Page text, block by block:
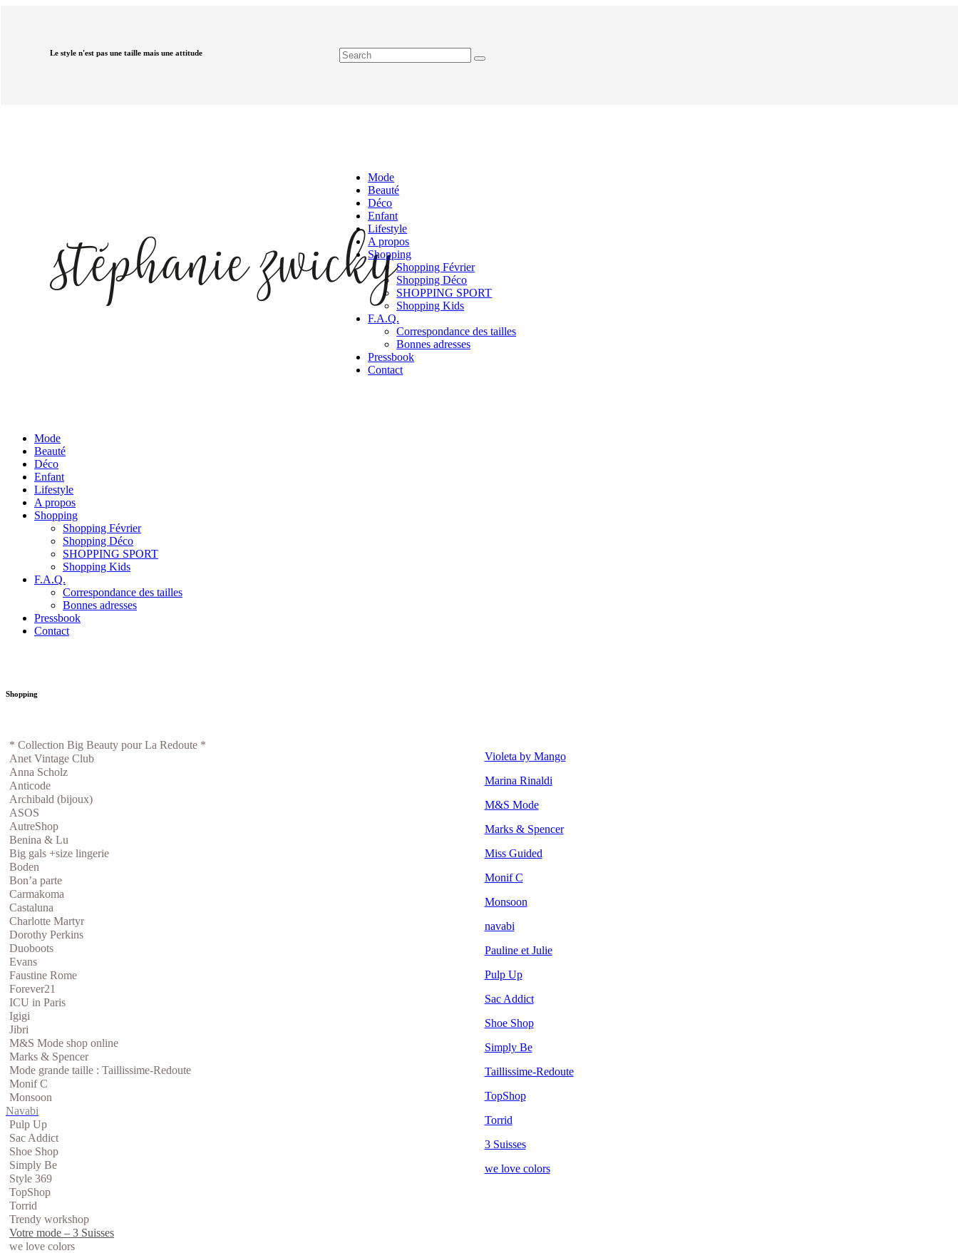
Le style n'est pas une taille mais une attitude
Mode
Beauté
Déco
Enfant
Lifestyle
A propos
Shopping
Shopping Février
Shopping Déco
SHOPPING SPORT
Shopping Kids
F.A.Q.
Correspondance des tailles
Bonnes adresses
Pressbook
Contact
Mode
Beauté
Déco
Enfant
Lifestyle
A propos
Shopping
Shopping Février
Shopping Déco
SHOPPING SPORT
Shopping Kids
F.A.Q.
Correspondance des tailles
Bonnes adresses
Pressbook
Contact
Shopping
* Collection Big Beauty pour La Redoute *
Anet Vintage Club
Anna Scholz
Anticode
Archibald (bijoux)
ASOS
AutreShop
Benina & Lu
Big gals +size lingerie
Boden
Bon’a parte
Carmakoma
Castaluna
Charlotte Martyr
Dorothy Perkins
Duoboots
Evans
Faustine Rome
Forever21
ICU in Paris
Igigi
Jibri
M&S Mode shop online
Marks & Spencer
Mode grande taille : Taillissime-Redoute
Monif C
Monsoon
Navabi
Pulp Up
Sac Addict
Shoe Shop
Simply Be
Style 369
TopShop
Torrid
Trendy workshop
Votre mode – 3 Suisses
we love colors
Violeta by Mango
Marina Rinaldi
M&S Mode
Marks & Spencer
Miss Guided
Monif C
Monsoon
navabi
Pauline et Julie
Pulp Up
Sac Addict
Shoe Shop
Simply Be
Taillissime-Redoute
TopShop
Torrid
3 Suisses
we love colors